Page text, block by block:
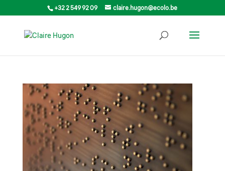
+32 2 549 92 09 claire.hugon@ecolo.be